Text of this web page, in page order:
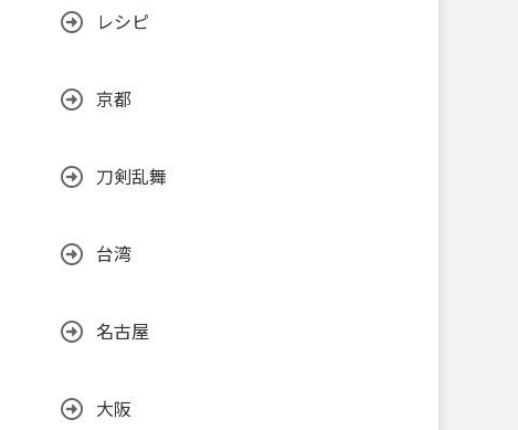
レシピ
京都
刀剣乱舞
台湾
名古屋
大阪